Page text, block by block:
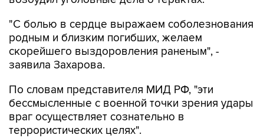
"С болью в сердце выражаем соболезнования
родным и близким погибших, желаем
скорейшего выздоровления раненым", -
заявила Захарова.
По словам представителя МИД РФ, "эти
бессмысленные с военной точки зрения удары
враг осуществляет сознательно в
террористических целях".